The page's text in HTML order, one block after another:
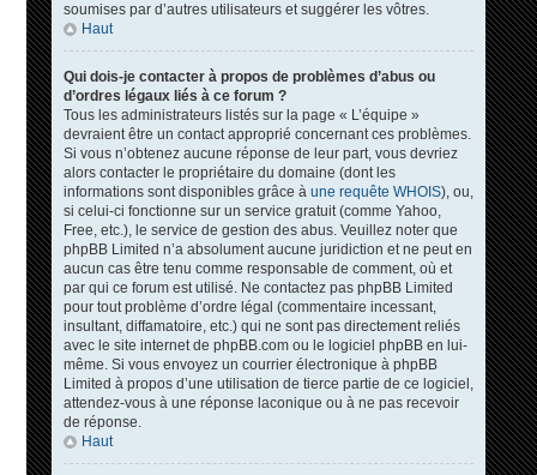
soumises par d’autres utilisateurs et suggérer les vôtres.
Haut
Qui dois-je contacter à propos de problèmes d’abus ou
d’ordres légaux liés à ce forum ?
Tous les administrateurs listés sur la page « L’équipe »
devraient être un contact approprié concernant ces problèmes.
Si vous n’obtenez aucune réponse de leur part, vous devriez
alors contacter le propriétaire du domaine (dont les
informations sont disponibles grâce à une requête WHOIS), ou,
si celui-ci fonctionne sur un service gratuit (comme Yahoo,
Free, etc.), le service de gestion des abus. Veuillez noter que
phpBB Limited n’a absolument aucune juridiction et ne peut en
aucun cas être tenu comme responsable de comment, où et
par qui ce forum est utilisé. Ne contactez pas phpBB Limited
pour tout problème d’ordre légal (commentaire incessant,
insultant, diffamatoire, etc.) qui ne sont pas directement reliés
avec le site internet de phpBB.com ou le logiciel phpBB en lui-
même. Si vous envoyez un courrier électronique à phpBB
Limited à propos d’une utilisation de tierce partie de ce logiciel,
attendez-vous à une réponse laconique ou à ne pas recevoir
de réponse.
Haut